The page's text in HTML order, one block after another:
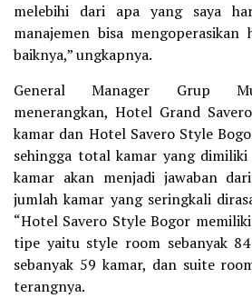
melebihi dari apa yang saya
manajemen bisa mengoperasikan
baiknya,” ungkapnya.
General Manager Grup
menerangkan, Hotel Grand
kamar dan Hotel Savero Style
sehingga total kamar yang dimiliki
kamar akan menjadi jawaban
jumlah kamar yang seringkali
“Hotel Savero Style Bogor
tipe yaitu style room sebanyak
sebanyak 59 kamar, dan suite
terangnya.